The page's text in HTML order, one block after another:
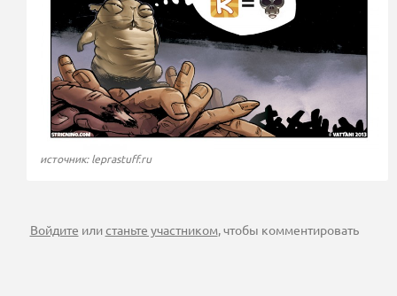
источник: leprastuff.ru
Войдите илистаньте участником, чтобы комментировать